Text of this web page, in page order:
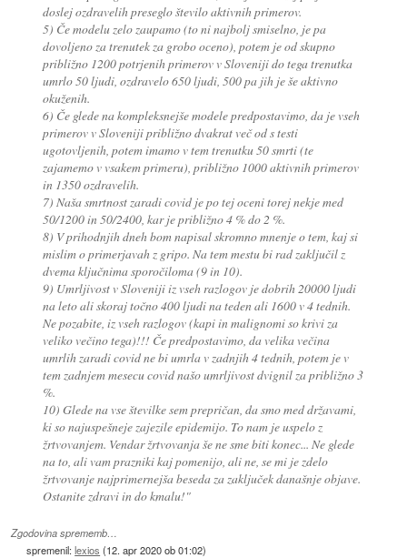
doslej ozdravelih preseglo število aktivnih primerov.
5) Če modelu zelo zaupamo (to ni najbolj smiselno, je pa
dovoljeno za trenutek za grobo oceno), potem je od skupno
približno 1200 potrjenih primerov v Sloveniji do tega trenutka
umrlo 50 ljudi, ozdravelo 650 ljudi, 500 pa jih je še aktivno
okuženih.
6) Če glede na kompleksnejše modele predpostavimo, da je vseh
primerov v Sloveniji približno dvakrat več od s testi
ugotovljenih, potem imamo v tem trenutku 50 smrti (te
zajamemo v vsakem primeru), približno 1000 aktivnih primerov
in 1350 ozdravelih.
7) Naša smrtnost zaradi covid je po tej oceni torej nekje med
50/1200 in 50/2400, kar je približno 4 % do 2 %.
8) V prihodnjih dneh bom napisal skromno mnenje o tem, kaj si
mislim o primerjavah z gripo. Na tem mestu bi rad zaključil z
dvema ključnima sporočiloma (9 in 10).
9) Umrljivost v Sloveniji iz vseh razlogov je dobrih 20000 ljudi
na leto ali skoraj točno 400 ljudi na teden ali 1600 v 4 tednih.
Ne pozabite, iz vseh razlogov (kapi in malignomi so krivi za
veliko večino tega)!!! Če predpostavimo, da velika večina
umrlih zaradi covid ne bi umrla v zadnjih 4 tednih, potem je v
tem zadnjem mesecu covid našo umrljivost dvignil za približno 3
%.
10) Glede na vse številke sem prepričan, da smo med državami,
ki so najuspešneje zajezile epidemijo. To nam je uspelo z
žrtvovanjem. Vendar žrtvovanja še ne sme biti konec... Ne glede
na to, ali vam prazniki kaj pomenijo, ali ne, se mi je zdelo
žrtvovanje najprimernejša beseda za zaključek današnje objave.
Ostanite zdravi in do kmalu!"
Zgodovina sprememb…
spremenil:lexios (12. apr 2020 ob 01:02)